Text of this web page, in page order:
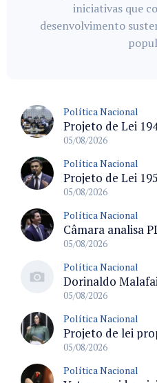
iniciativas que
desenvolvimento
Política Nacional
05/08/2026
Política Nacional
05/08/2026
Política Nacional
05/08/2026
Política Nacional
05/08/2026
Política Nacional
05/08/2026
Política Nacional